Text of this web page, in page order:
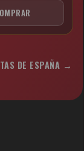
DE ESPAÑA →